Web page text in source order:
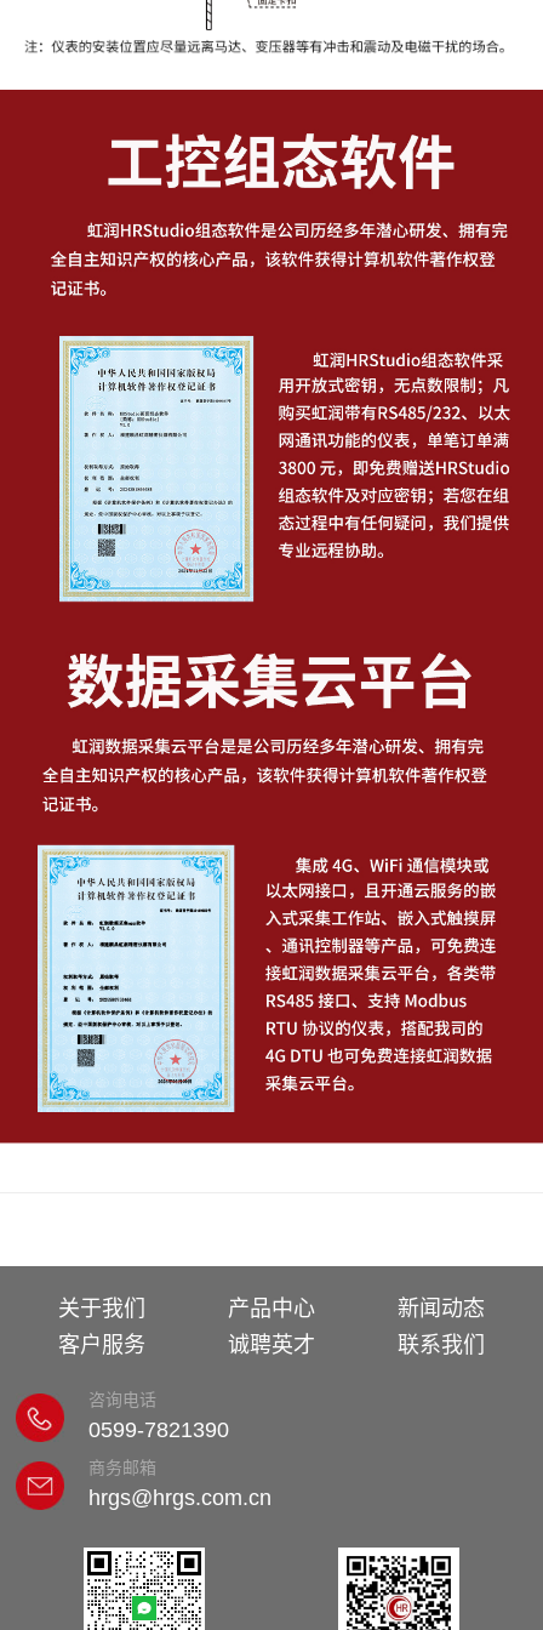
关于我们 产品中心
新闻动态
客户服务
诚聘英才 联系我们
咨询电话
0599-7821390
商务邮箱
hrgs@hrgs.com.cn